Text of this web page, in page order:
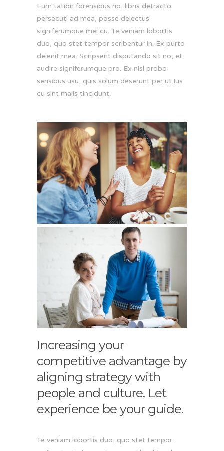
Eum tation forensibus no, libris detracto
persecuti ad mea, posse delectus
signiferumque mei cu. Te veniam lobortis
duo, quo stet tempor scribentur in. Ex purto
delenit mea. Scripserit disputando sit no, et
audire signiferumque pro. Ex nisl probo
sensibus usu, quis solum deserunt per ut.Ius
cu sint malis tincidunt.
Increasing your
competitive advantage by
aligning strategy with
people and culture. Let
experience be your guide.
Te veniam lobortis duo, quo stet tempor